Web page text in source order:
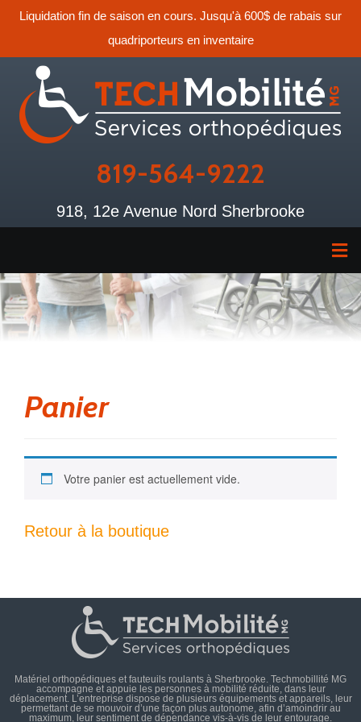
Liquidation fin de saison en cours. Jusqu'à 600$ de rabais sur
quadriporteurs en inventaire
819-564-9222
918, 12e Avenue Nord Sherbrooke
Panier
Votre panier est actuellement vide.
Retour à la boutique
Matériel orthopédiques et fauteuils roulants à Sherbrooke. Techmobillité MG
accompagne et appuie les personnes à mobilité réduite, dans leur
déplacement. L’entreprise dispose de plusieurs équipements et appareils, leur
permettant de se mouvoir d’une façon plus autonome, afin d’amoindrir au
maximum, leur sentiment de dépendance vis-à-vis de leur entourage.